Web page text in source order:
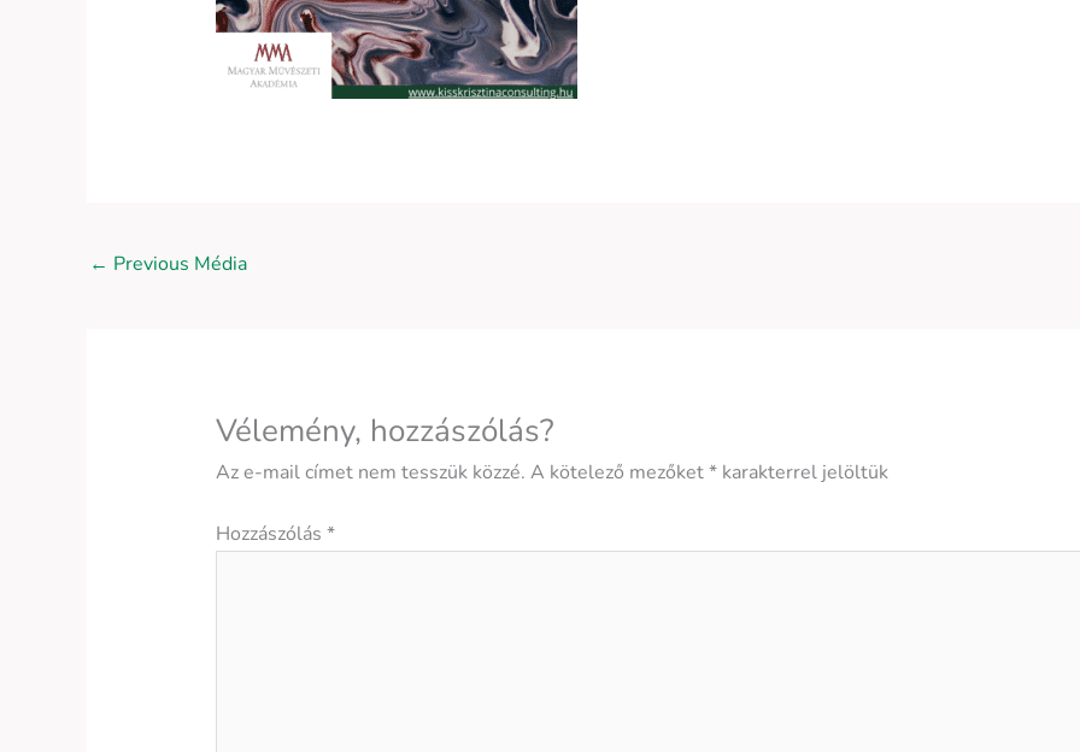
← Previous Média
Vélemény, hozzászólás?
Az e-mail címet nem tesszük közzé. A kötelező mezőket*karakterrel jelöltük
Hozzászólás *